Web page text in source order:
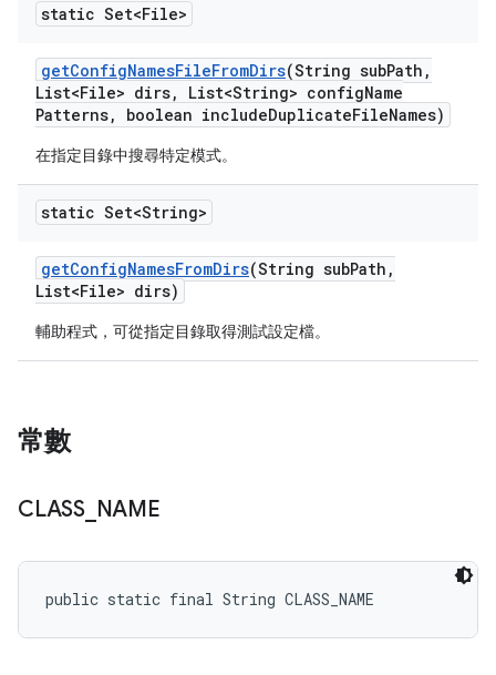
static Set<File>
getConfigNamesFileFromDirs(String subPath ,
List<File> dirs, List<String> configName
Patterns, boolean includeDuplicateFileNames)
在指定目錄中搜尋特定模式。
static Set<String>
getConfigNamesFromDirs(String subPath ,
List<File> dirs)
輔助程式，可從指定目錄取得測試設定檔。
常數
CLASS_ NAME
public static final String CLASS_NAME